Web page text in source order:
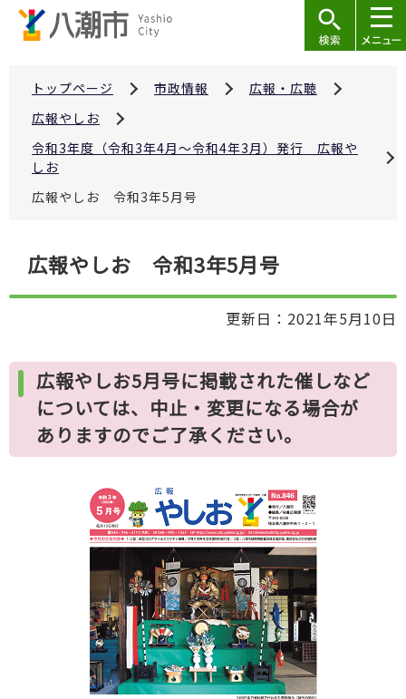
トップページ 市政情報
広報・広聴
広報やしお
令和3年度（令和3年4月～令和4年3月）発行 広報や
しお
広報やしお 令和3年5月号
こ
ら
広報やしお 令和3年5月号
更新日：2021年5月10日
広報やしお5月号に掲載された催しなど
については、中止・変更になる場合が
ありますのでご了承ください。